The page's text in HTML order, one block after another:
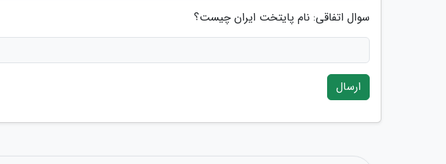
سوال اتفاقی: نام پایتخت ایران چیست؟
ارسال